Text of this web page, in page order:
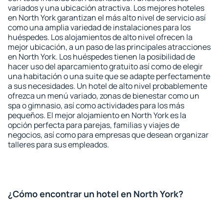
variados y una ubicación atractiva. Los mejores hoteles
en North York garantizan el más alto nivel de servicio así
como una amplia variedad de instalaciones para los
huéspedes. Los alojamientos de alto nivel ofrecen la
mejor ubicación, a un paso de las principales atracciones
en North York. Los huéspedes tienen la posibilidad de
hacer uso del aparcamiento gratuito así como de elegir
una habitación o una suite que se adapte perfectamente
a sus necesidades. Un hotel de alto nivel probablemente
ofrezca un menú variado, zonas de bienestar como un
spa o gimnasio, así como actividades para los más
pequeños. El mejor alojamiento en North York es la
opción perfecta para parejas, familias y viajes de
negocios, así como para empresas que desean organizar
talleres para sus empleados.
¿Cómo encontrar un hotel en North York?